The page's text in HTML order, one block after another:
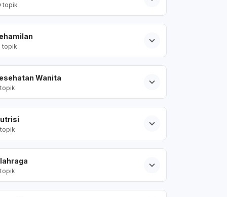
topik
topik
Wanita
topik
topik
topik